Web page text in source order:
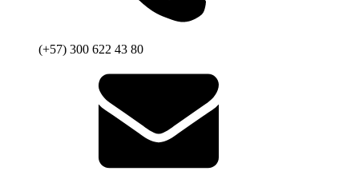
(+57) 300 622 43 80